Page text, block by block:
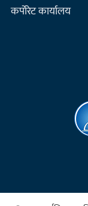
कर्पाेरेट कार्यालय